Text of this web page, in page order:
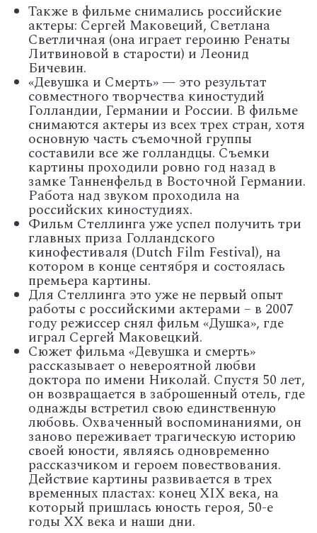
Также в фильме снимались российские
актеры: Сергей Маковеций, Светлана
Светличная (она играет героиню Ренаты
Литвиновой в старости) и Леонид
Бичевин.
«Девушка и Смерть» — это результат
совместного творчества киностудий
Голландии, Германии и России. В фильме
снимаются актеры из всех трех стран, хотя
основную часть съемочной группы
составили все же голландцы. Съемки
картины проходили ровно год назад в
замке Танненфельд в Восточной Германии.
Работа над звуком проходила на
российских киностудиях.
Фильм Стеллинга уже успел получить три
главных приза Голландского
кинофестиваля (Dutch Film Festival), на
котором в конце сентября и состоялась
премьера картины.
Для Стеллинга это уже не первый опыт
работы с российскими актерами – в 2007
году режиссер снял фильм «Душка», где
играл Сергей Маковецкий.
Сюжет фильма «Девушка и смерть»
рассказывает о невероятной любви
доктора по имени Николай. Спустя 50 лет,
он возвращается в заброшенный отель, где
однажды встретил свою единственную
любовь. Охваченный воспоминаниями, он
заново переживает трагическую историю
своей юности, являясь одновременно
рассказчиком и героем повествования.
Действие картины развивается в трех
временных пластах: конец XIX века, на
который пришлась юность героя, 50-е
годы XX века и наши дни.